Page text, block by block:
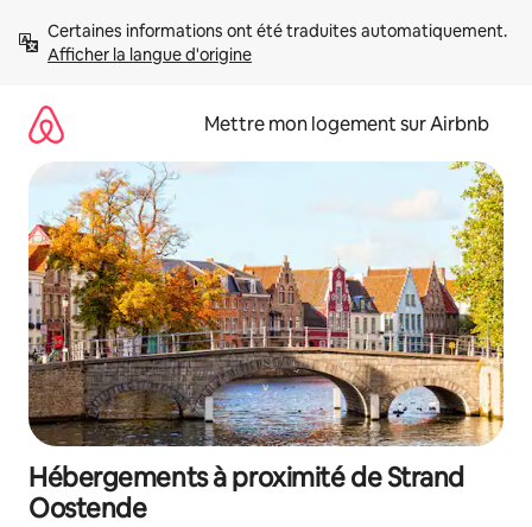
directement
Afficher la langue d'origine
Mettre mon logement sur Airbnb
Hébergements à proximité de Strand
Oostende